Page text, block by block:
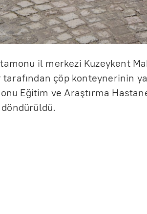
il merkezi Kuzeykent
çöp konteynerinin
Eğitim ve Araştırma